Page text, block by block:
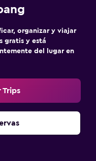
organizar y viajar
gratis y está
del lugar en
Trips